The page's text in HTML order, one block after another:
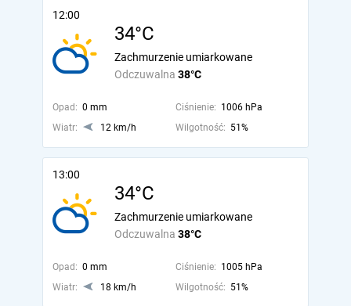
12:00
34°C
Odczuwalna 38°C
Zachmurzenie umiarkowane
Opad: 0 mm Ciśnienie: 1006 hPa
Wiatr:
12 km/h Wilgotność: 51%
13:00
34°C
Odczuwalna 38°C
Zachmurzenie umiarkowane
Opad: 0 mm Ciśnienie: 1005 hPa
Wiatr:
18 km/h Wilgotność: 51%